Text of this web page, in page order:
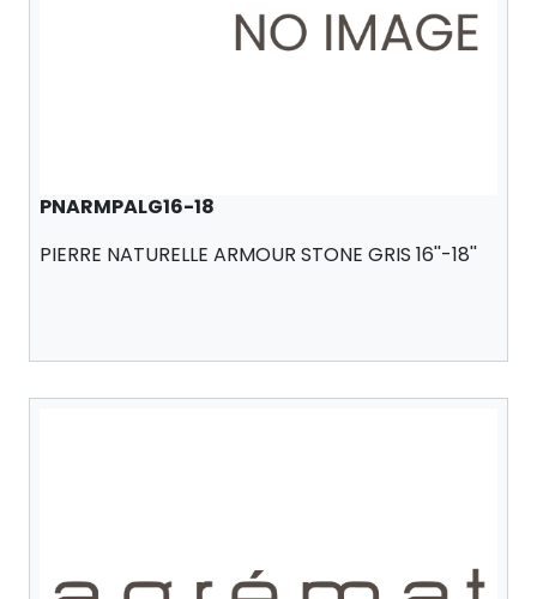
PNARMPALG16-18
PIERRE NATURELLE ARMOUR STONE GRIS 16''-18''